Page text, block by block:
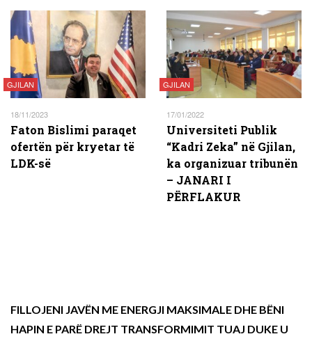
GJILAN
18/11/2023
Faton Bislimi paraqet
ofertën për kryetar të
LDK-së
GJILAN
17/01/2022
Universiteti Publik
“Kadri Zeka” në Gjilan,
ka organizuar tribunën
– JANARI I
PËRFLAKUR
FILLOJENI JAVËN ME ENERGJI MAKSIMALE DHE BËNI
HAPIN E PARË DREJT TRANSFORMIMIT TUAJ DUKE U